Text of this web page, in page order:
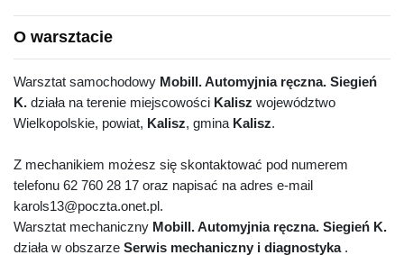
O warsztacie
Warsztat samochodowy Mobill. Automyjnia ręczna. Siegień
K. działa na terenie miejscowości Kalisz województwo
Wielkopolskie, powiat, Kalisz, gmina Kalisz.
Z mechanikiem możesz się skontaktować pod numerem
telefonu 62 760 28 17 oraz napisać na adres e-mail
karols13@poczta.onet.pl.
Warsztat mechaniczny Mobill. Automyjnia ręczna. Siegień K.
działa w obszarze Serwis mechaniczny i diagnostyka.